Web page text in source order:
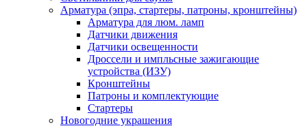
Арматура (эпра, стартеры, патроны, кронштейны)
Арматура для люм. ламп
Датчики движения
Датчики освещенности
Дроссели и импльсные зажигающие
устройства (ИЗУ)
Кронштейны
Патроны и комплектующие
Стартеры
Новогодние украшения